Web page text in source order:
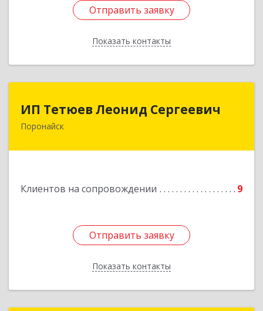
Отправить заявку
Показать контакты
Отправить заявку
Назад
ИП Тетюев Леонид Сергеевич
Поронайск
Клиентов на сопровождении 9
Отправить заявку
Показать контакты
694242, Сахалинская обл, Поронайск г, Фрунзе
Отправить заявку
Назад